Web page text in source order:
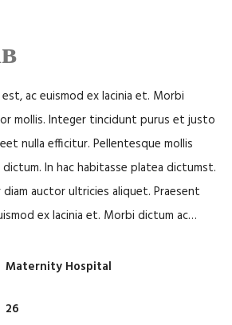
ac euismod ex lacinia et. Morbi
mollis. Integer tincidunt purus et justo
nulla efficitur. Pellentesque mollis
In hac habitasse platea dictumst.
auctor ultricies aliquet. Praesent
ex lacinia et. Morbi dictum ac…
Maternity Hospital
26